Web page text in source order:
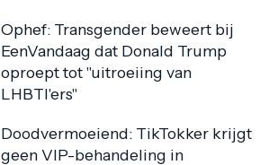
Ophef: Transgender beweert bij
EenVandaag dat Donald Trump
oproept tot "uitroeiing van
LHBTI'ers"
Doodvermoeiend: TikTokker krijgt
geen VIP-behandeling in